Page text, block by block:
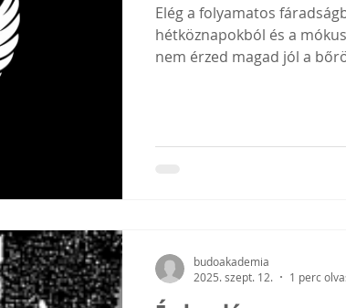
Elég a folyamatos
hétköznapokból és a
nem érzed magad jól a
budoakademia
2025. szept. 12.
1 perc